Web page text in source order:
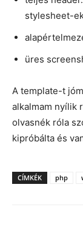
stylesheet-
üres
A template-t
alkalmam nyílik
olvasnék róla
kipróbálta és
CÍMKÉK php